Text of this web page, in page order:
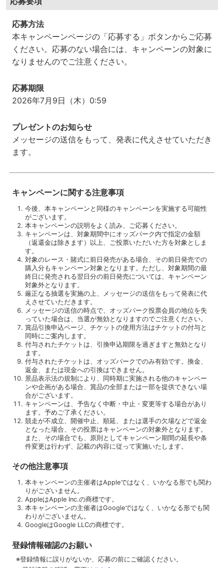
応募方法
本キャンペーンページの「応募する」ボタンからご応募
ください。応募のない場合には、キャンペーンの対象に
なりませんのでご注意ください。
応募期限
2026年7月9日（木）0:59
プレゼントのお知らせ
メッセージの送信をもって、発表に代えさせていただき
ます。
キャンペーンに関する注意事項
今後、本キャンペーンと同様のキャンペーンを実施する可能性
がございます。
本キャンペーンの説明をよく読み、ご応募ください。
キャンペーンは、対象期間中にオッズパーク内で指定の金額
（返還金は除きます）以上、ご投票いただいた方を対象としま
す。
対象のレース・賭式に前日発売がある場合、その前日発売での
購入分もキャンペーン対象となります。ただし、対象期間の最
終日に発売される翌日分の前日発売については、キャンペーン
対象外となります。
厳正なる抽選を実施の上、メッセージの送信をもって発表に代
えさせていただきます。
メッセージの送信の時点で、オッズパーク投票会員の地位を失
っていた場合は、当選が無効となりますのでご注意ください。
賞品引換申込ページ、チケットの使用方法はチケットの付与と
同時にご案内します。
付与されたチケットは、引換申込期限を過ぎますと無効となり
ます。
付与されたチケットは、オッズパークでのみ有効です。換金、
返金、または現金への引換はできません。
景品表示法の規制により、同時期に実施される他のキャンペー
ンや企画がある場合、賞品の全部または一部を提供できない場
合がございます。
キャンペーンは、予告なく中断・中止・変更等する場合があり
ます。予めご了承ください。
競走が不成立、開催中止、順延、または選手の欠場などで返金
となった場合、その投票はキャンペーンの対象外となります。
また、その場合でも、原則としてキャンペーン期間の延長や条
件変更は行わず、記載の内容に従って実施いたします。
その他注意事項
本キャンペーンの主催者はAppleではなく、いかなる形でも関わ
りがございません。
AppleはApple Inc.の商標です。
本キャンペーンの主催者はGoogleではなく、いかなる形でも関
わりがございません。
GoogleはGoogle LLCの商標です。
登録情報確認のお願い
※登録情報に誤りがないか、応募の前にご確認ください。